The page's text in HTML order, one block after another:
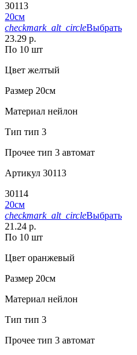
30113
20см
checkmark_alt_circleВыбрать
23.29 р.
По 10 шт
Цвет желтый
Размер 20см
Материал нейлон
Тип тип 3
Прочее тип 3 автомат
Артикул 30113
30114
20см
checkmark_alt_circleВыбрать
21.24 р.
По 10 шт
Цвет оранжевый
Размер 20см
Материал нейлон
Тип тип 3
Прочее тип 3 автомат